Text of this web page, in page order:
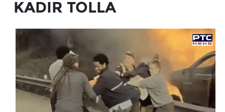
KADIR TOLLA